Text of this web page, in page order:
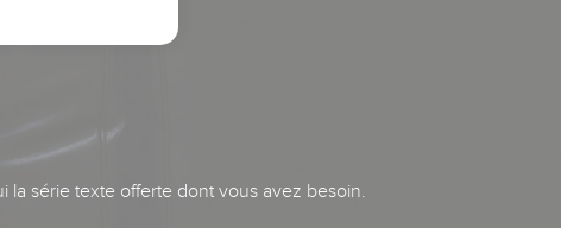
série texte offerte dont vous avez besoin.